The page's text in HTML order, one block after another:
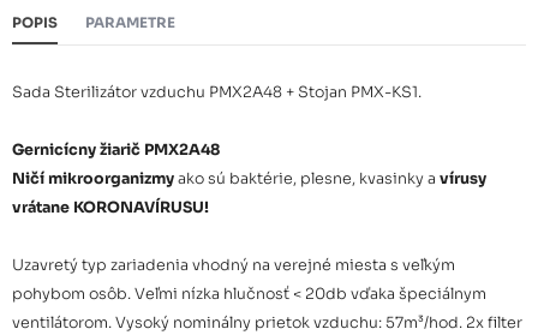
POPIS PARAMETRE
Sada Sterilizátor vzduchu PMX2A48 + Stojan PMX-KS1.
Gernicícny žiarič PMX2A48
Ničí mikroorganizmyako sú baktérie, plesne, kvasinky a vírusy
vrátane KORONAVÍRUSU!
Uzavretý typ zariadenia vhodný na verejné miesta s veľkým
pohybom osôb. Veľmi nízka hlučnosť < 20db vďaka špeciálnym
ventilátorom. Vysoký nominálny prietok vzduchu: 57m³/hod. 2x filter